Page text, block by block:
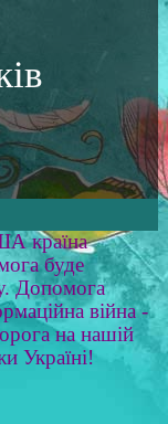
країна
буде
Допомога
війна -
на нашій
Україні!